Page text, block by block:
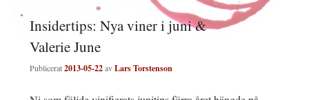
Insidertips: Nya viner i juni &
Valerie June
Publicerat2013-05-22avLars Torstenson